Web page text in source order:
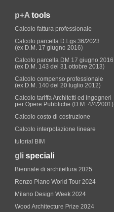
p+A tools
Calcolo fattura professionale
Calcolo parcella D.Lgs.36/2023
(ex D.M. 17 giugno 2016)
Calcolo parcella DM 17 giugno 2016
(ex D.M. 143 del 31 ottobre 2013)
Calcolo compenso professionale
(ex D.M. 140 del 20 luglio 2012)
Calcolo tariffa Architetti ed Ingegneri
per Opere Pubbliche (D.M. 4/4/2001)
Calcolo costo di costruzione
Calcolo interpolazione lineare
tutorial BIM
gli speciali
Biennale di architettura 2025
Renzo Piano World Tour 2024
Milano Design Week 2024
Wood Architecture Prize 2024